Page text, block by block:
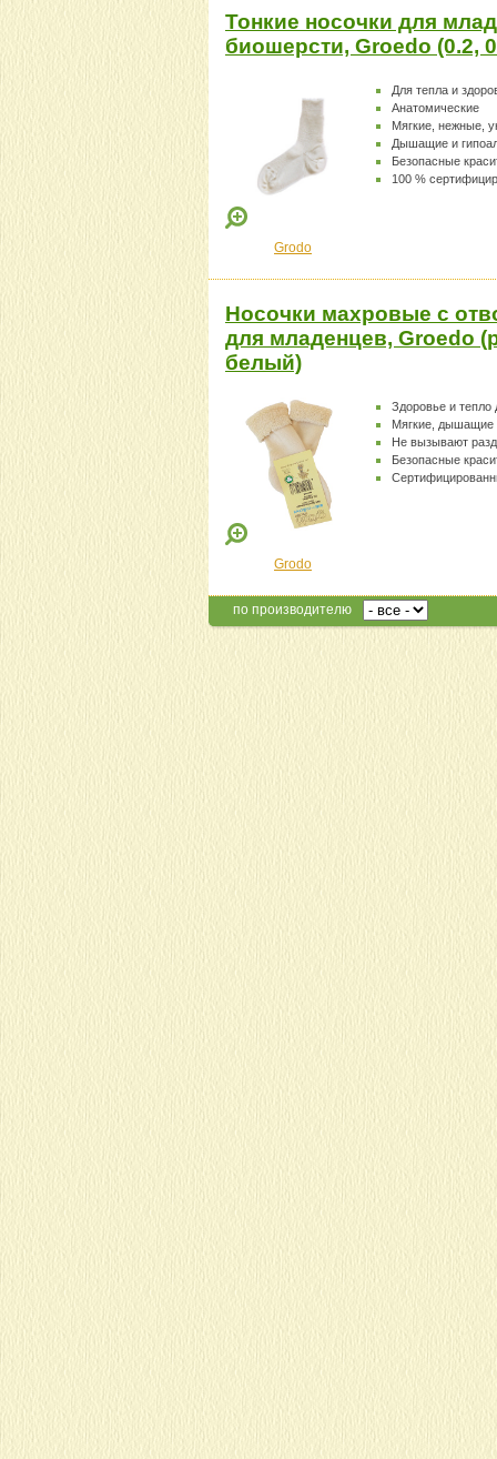
Тонкие носочки для
биошерсти, Groedo (0.2,
Для тепла и
Анатомические
Мягкие, нежные,
Дышащие и
Безопасные
100 %
Grodo
Носочки махровые с
для младенцев, Groedo
белый)
Здоровье и
Мягкие, дышащие
Не вызывают
Безопасные
Grodo
по производителю